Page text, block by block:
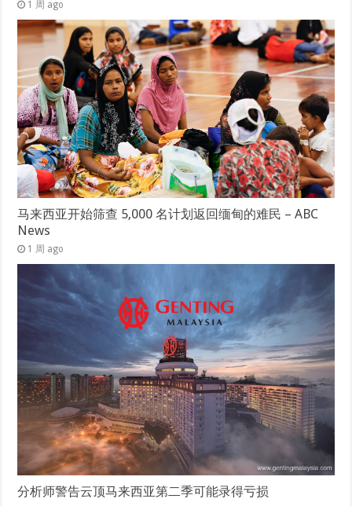
1 周 ago
马来西亚开始筛查 5,000 名计划返回缅甸的难民 – ABC
News
1 周 ago
分析师警告云顶马来西亚第二季可能录得亏损